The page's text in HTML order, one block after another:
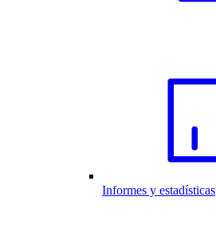
Informes y estadísticas